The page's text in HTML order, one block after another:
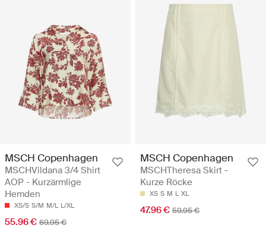
MSCH Copenhagen
MSCHVildana 3/4 Shirt
AOP - Kurzärmlige
Hemden
XS/S S/M M/L L/XL
55.96 € 69.95 €
MSCH Copenhagen
MSCHTheresa Skirt -
Kurze Röcke
XS S M L XL
47.96 € 59.95 €